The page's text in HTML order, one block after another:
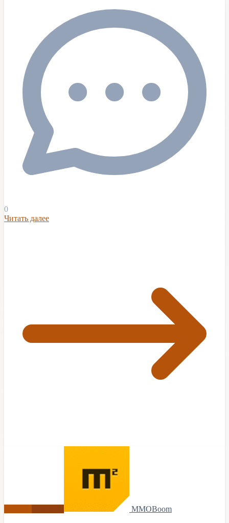
0
Читать далее
MMOBoom